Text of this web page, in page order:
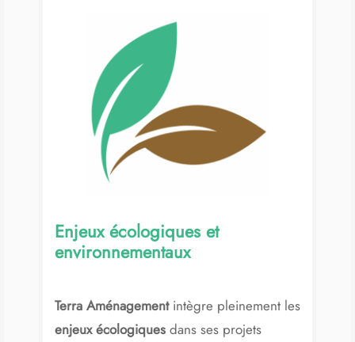
Enjeux écologiques et
environnementaux
Terra Aménagementintègre pleinement les
enjeux écologiquesdans ses projets